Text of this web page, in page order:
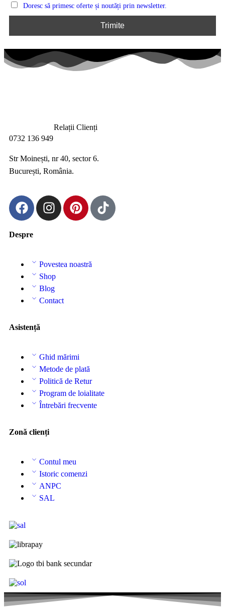
Doresc să primesc oferte și noutăți prin newsletter.
Relații Clienți
0732 136 949
Str Moinești, nr 40, sector 6.
București, România.
Despre
Povestea noastră
Shop
Blog
Contact
Asistență
Ghid mărimi
Metode de plată
Politică de Retur
Program de loialitate
Întrebări frecvente
Zonă clienți
Contul meu
Istoric comenzi
ANPC
SAL